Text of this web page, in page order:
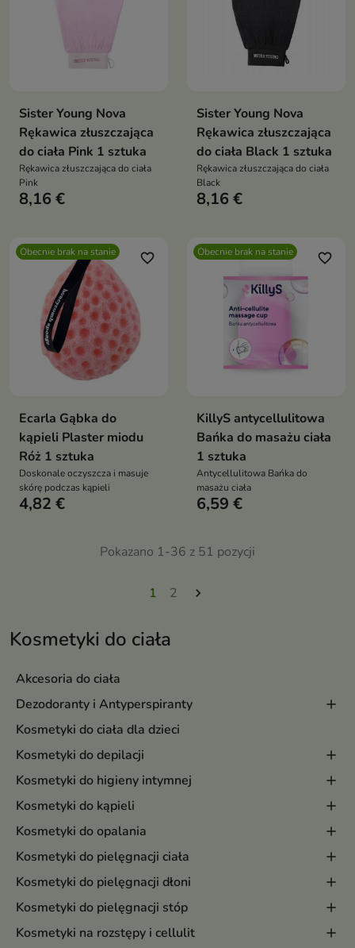
Kosmetyki do ciała
Akcesoria do ciała
Dezodoranty i Antyperspiranty
Kosmetyki do ciała dla dzieci
Kosmetyki do depilacji
Kosmetyki do higieny intymnej
Kosmetyki do kąpieli
Kosmetyki do opalania
Kosmetyki do pielęgnacji ciała
Kosmetyki do pielęgnacji dłoni
Kosmetyki do pielęgnacji stóp
Kosmetyki na rozstępy i cellulit
Sister Young Nova
Rękawica złuszczająca
do ciała Pink 1 sztuka
Rękawica złuszczająca do ciała
Pink
8,16 €
Sister Young Nova
Rękawica złuszczająca
do ciała Black 1 sztuka
Rękawica złuszczająca do ciała
Black
8,16 €
Obecnie brak na stanie favorite_border
Ecarla Gąbka do
kąpieli Plaster miodu
Róż 1 sztuka
Doskonale oczyszcza i masuje
skórę podczas kąpieli
4,82 €
Obecnie brak na stanie favorite_border
KillyS antycellulitowa
Bańka do masażu ciała
1 sztuka
Antycellulitowa Bańka do
masażu ciała
6,59 €
Pokazano 1-36 z 51 pozycji
1 2 